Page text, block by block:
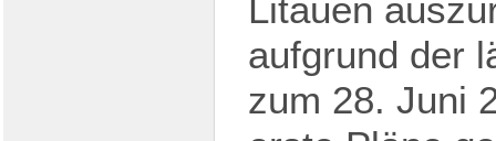
Litauen
aufgrund der
zum 28. Juni